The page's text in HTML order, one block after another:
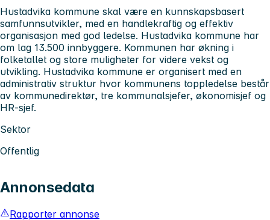
Hustadvika kommune skal være en kunnskapsbasert
samfunnsutvikler, med en handlekraftig og effektiv
organisasjon med god ledelse. Hustadvika kommune har
om lag 13.500 innbyggere. Kommunen har økning i
folketallet og store muligheter for videre vekst og
utvikling. Hustadvika kommune er organisert med en
administrativ struktur hvor kommunens toppledelse består
av kommunedirektør, tre kommunalsjefer, økonomisjef og
HR-sjef.
Sektor
Offentlig
Annonsedata
Rapporter annonse